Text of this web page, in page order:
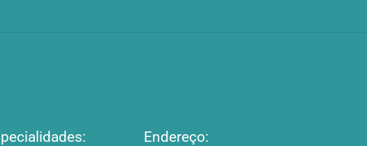
Endereço: